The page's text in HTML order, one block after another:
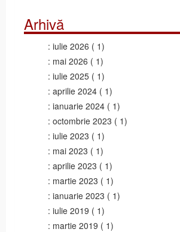
Arhivă
iulie 2026 ( 1)
mai 2026 ( 1)
iulie 2025( 1)
aprilie 2024( 1)
ianuarie 2024( 1)
octombrie 2023 ( 1)
iulie 2023 ( 1)
mai 2023 ( 1)
aprilie 2023 ( 1)
martie 2023 ( 1)
ianuarie 2023 ( 1)
iulie 2019 ( 1)
martie 2019 ( 1)